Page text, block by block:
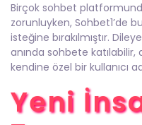
Birçok sohbet
zorunluyken, Sohbet1’de
isteğine bırakılmıştır.
anında sohbete
kendine özel bir kullanıcı
Yeni